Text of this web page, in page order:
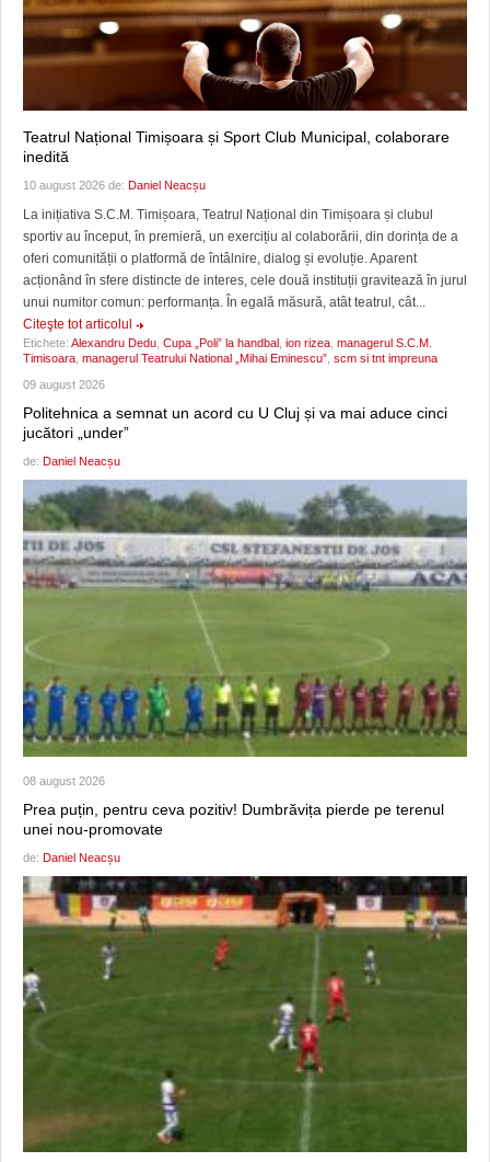
Teatrul Național Timișoara și Sport Club Municipal, colaborare
inedită
10 august 2026 de: Daniel Neacșu
La inițiativa S.C.M. Timișoara, Teatrul Național din Timișoara și clubul
sportiv au început, în premieră, un exercițiu al colaborării, din dorința de a
oferi comunității o platformă de întâlnire, dialog și evoluție. Aparent
acționând în sfere distincte de interes, cele două instituții gravitează în jurul
unui numitor comun: performanța. În egală măsură, atât teatrul, cât...
Citeşte tot articolul
Etichete: Alexandru Dedu Cupa „Poli” la handbal ion rizea managerul S.C.M.
Timisoara managerul Teatrului National „Mihai Eminescu” scm si tnt impreuna
09 august 2026
Politehnica a semnat un acord cu U Cluj și va mai aduce cinci
jucători „under”
de: Daniel Neacșu
08 august 2026
Prea puțin, pentru ceva pozitiv! Dumbrăvița pierde pe terenul
unei nou-promovate
de: Daniel Neacșu